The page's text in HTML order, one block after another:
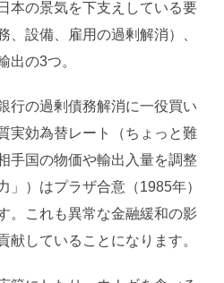
本の景気を下支えしている要
、設備、雇用の過剰解消）、
出の3つ。
行の過剰債務解消に一役買い
実効為替レート（ちょっと難
手国の物価や輸出入量を調整
」）はプラザ合意（1985年）
。これも異常な金融緩和の影
献していることになります。